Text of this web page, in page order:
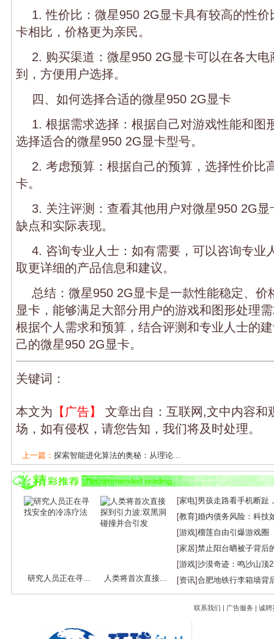
1. 性价比：微星950 2G显卡具有较高的性
卡相比，价格更为亲民。
2. 购买渠道：微星950 2G显卡可以在各大
到，方便用户选择。
四、如何选择合适的微星950 2G显卡
1. 根据需求选择：根据自己对游戏性能和图
选择适合的微星950 2G显卡型号。
2. 考虑预算：根据自己的预算，选择性价比
卡。
3. 关注评测：查看其他用户对微星950 2G
缺点和实际表现。
4. 咨询专业人士：如有需要，可以咨询专业
取更详细的产品信息和建议。
总结：微星950 2G显卡是一款性能稳定、价
显卡，能够满足大部分用户的游戏和图形处理
根据个人需求和预算，结合评测和专业人士的
己的微星950 2G显卡。
关键词：
本文为 【广告】
文章出自：互联网,文中内容和
场，如有侵权，请您告知，我们将及时处理。
上一篇： 探索智能进化算法的奥秘：从理论...
下一篇：苹果Mini 4停产了吗？
研究人员正在寻... 人类将首次直接...
[家电] 男孩走路看手机断趾
[教育]婚内债务风险：科技
[游戏]榴莲自由引爆游戏圈
[家居]禁止阳台晒被子背后
[游戏]沙漠奇迹：鸣沙山顶
[资讯]合肥地铁行李箱墙背
联系我们 | 广告服务 | 诚聘